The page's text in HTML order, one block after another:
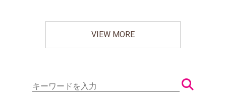
VIEW MORE